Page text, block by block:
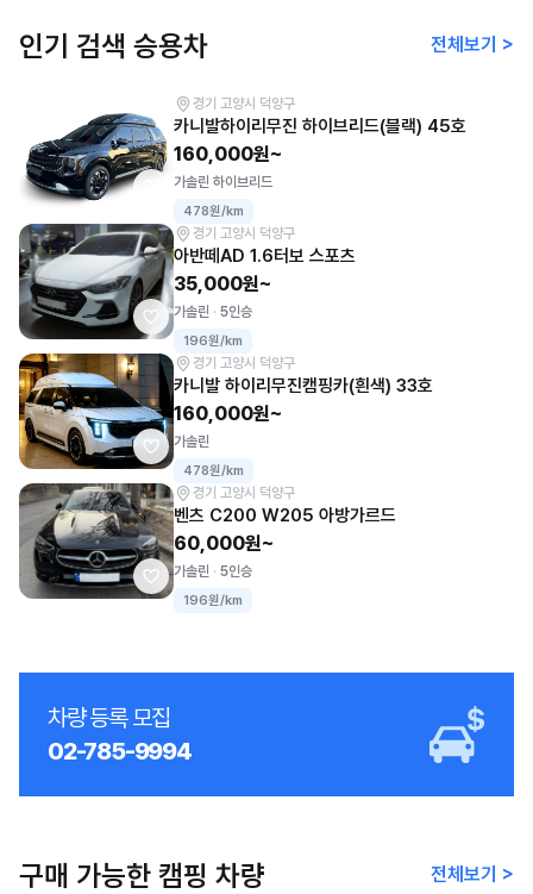
인기 검색 승용차 전체보기 >
경기 고양시 덕양구
카니발하이리무진 하이브리드(블랙) 45호
160,000원~
가솔린 하이브리드
478원/km
경기 고양시 덕양구
아반떼AD 1.6터보 스포츠
35,000원~
가솔린 5인승
196원/km
경기 고양시 덕양구
카니발 하이리무진캠핑카(흰색) 33호
160,000원~
가솔린
478원/km
경기 고양시 덕양구
벤츠 C200 W205 아방가르드
60,000원~
가솔린 5인승
196원/km
차량 등록 모집
02-785-9994
구매 가능한 캠핑 차량 전체보기 >